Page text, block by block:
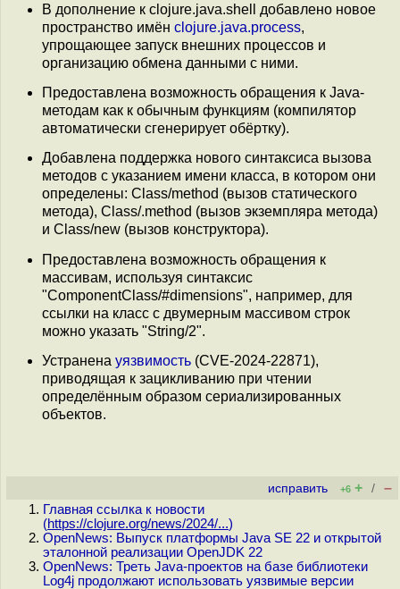
В дополнение к clojure.java.shell добавлено новое
пространство имён clojure.java.process,
упрощающее запуск внешних процессов и
организацию обмена данными с ними.
Предоставлена возможность обращения к Java-
методам как к обычным функциям (компилятор
автоматически сгенерирует обёртку).
Добавлена поддержка нового синтаксиса вызова
методов с указанием имени класса, в котором они
определены: Class/method (вызов статического
метода), Class/.method (вызов экземпляра метода)
и Class/new (вызов конструктора).
Предоставлена возможность обращения к
массивам, используя синтаксис
"ComponentClass/#dimensions", например, для
ссылки на класс c двумерным массивом строк
можно указать "String/2".
Устранена уязвимость (CVE-2024-22871),
приводящая к зацикливанию при чтении
определённым образом сериализированных
объектов.
исправить +6 + / –
Главная ссылка к новости
(https://clojure.org/news/2024/...)
OpenNews: Выпуск платформы Java SE 22 и открытой
эталонной реализации OpenJDK 22
OpenNews: Треть Java-проектов на базе библиотеки
Log4j продолжают использовать уязвимые версии